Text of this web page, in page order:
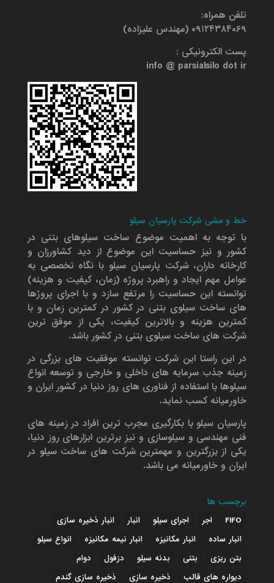
تلفن همراه:
۰۹۱۲۴۳۸۴۰۶۹ (مهندس علیزاده)
پست الکترونیکی :
info @ parsialsilo dot ir
خط و مشی شرکت پارسیان سیلو
با توجه به اهمیت موضوع ساخت سیلوهای بتنی در
کشور و نیز حساسیت این موضوع از دید کشاورزان و
کارخانه داران، شرکت پارسیان سیلو با نگاه تخصصی به
عوامل مهم ایجاد و راهبرد پروژه (زمان، کیفیت و هزینه)
توانسته این حساسیت را مرتفع سازد و با اجرای پروژها
های ساخت سیلوی بتنی در کشور در کمترین زمان و با
کمترین هزینه و بالاترین کیفیت، یکی از موفق ترین
شرکت های ساخت سیلوی بتنی در کشور باشد.
در این راستا این شرکت توانسته موفقیت های بزرگی در
زمینه جذب سرمایه های داخلی و خارجی و توسعه انواع
سیلوها با استفاده از فناوری های روز دنیا در کشور ایران و
خاورمیانه کسب نماید.
پارسیان سیلو با بکارگیری مجرب ترین افراد در زمینه های
فنی مهندسی و سیلوسازی و نیز برترین ابزارهای روز دنیا،
یکی از بزرگترین و مهمترین شرکت های ساخت سیلو در
ایران و خاورمیانه می باشد.
برچسب ها
FIFO اجر اجرای سیلو انبار
انبار ذخیره سازی
انبار ساده
انبار مکانیزه انبار نیمه مکانیزه
انواع سیلو
بتن ریزی
بتنی بدنه سیلو دزفول
دوام
دیواره های قالب
ذخیره سازی ذخیره سازی گندم